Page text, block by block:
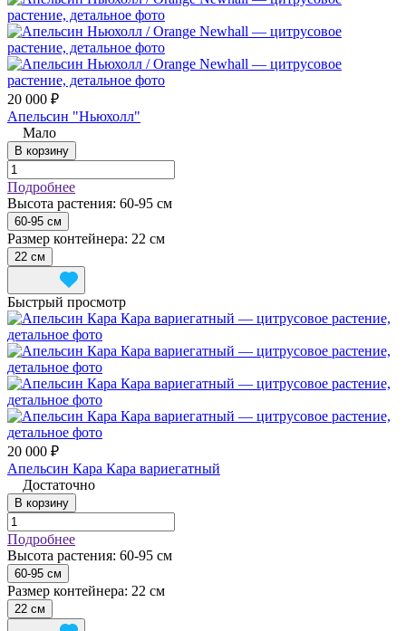
20 000 ₽
Апельсин "Ньюхолл"
Мало
В корзину
Подробнее
Высота растения: 60-95 см
60-95 см
Размер контейнера: 22 см
22 см
Быстрый просмотр
20 000 ₽
Апельсин Кара Кара вариегатный
Достаточно
В корзину
Подробнее
Высота растения: 60-95 см
60-95 см
Размер контейнера: 22 см
22 см